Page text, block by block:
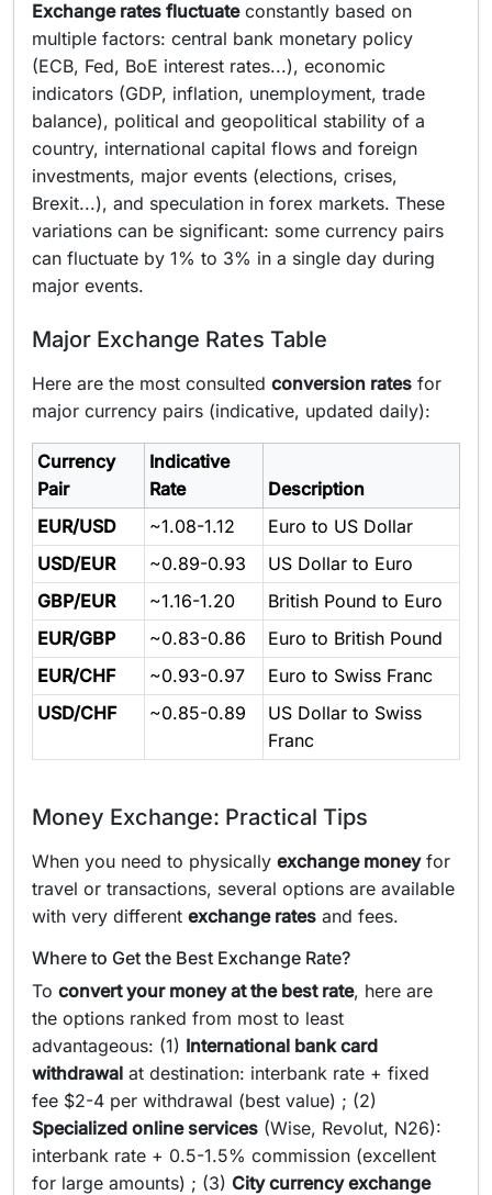
Exchange rates fluctuateconstantly based on
multiple factors: central bank monetary policy
(ECB, Fed, BoE interest rates...), economic
indicators (GDP, inflation, unemployment, trade
balance), political and geopolitical stability of a
country, international capital flows and foreign
investments, major events (elections, crises,
Brexit...), and speculation in forex markets. These
variations can be significant: some currency pairs
can fluctuate by 1% to 3% in a single day during
major events.
Major Exchange Rates Table
Here are the most consulted conversion rates for
major currency pairs (indicative, updated daily):
Currency
Pair
Indicative
Rate
Description
EUR/USD
~1.08-1.12
Euro to US Dollar
USD/EUR
~0.89-0.93
US Dollar to Euro
GBP/EUR
~1.16-1.20
British Pound to Euro
EUR/GBP
~0.83-0.86
Euro to British Pound
EUR/CHF
~0.93-0.97
Euro to Swiss Franc
USD/CHF
~0.85-0.89
US Dollar to Swiss
Franc
Money Exchange: Practical Tips
When you need to physically exchange moneyfor
travel or transactions, several options are available
with very different exchange rates and fees.
Where to Get the Best Exchange Rate?
To convert your money at the best rate, here are
the options ranked from most to least
advantageous: (1) International bank card
withdrawal at destination: interbank rate + fixed
fee $2-4 per withdrawal (best value) ; (2)
Specialized online services (Wise, Revolut, N26):
interbank rate + 0.5-1.5% commission (excellent
for large amounts) ; (3) City currency exchange